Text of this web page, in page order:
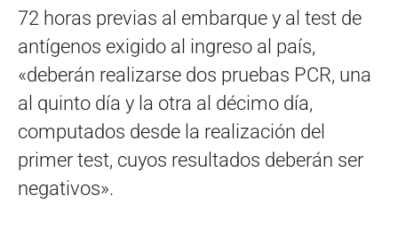
72 horas previas al embarque y al test de
antígenos exigido al ingreso al país,
«deberán realizarse dos pruebas PCR, una
al quinto día y la otra al décimo día,
computados desde la realización del
primer test, cuyos resultados deberán ser
negativos».